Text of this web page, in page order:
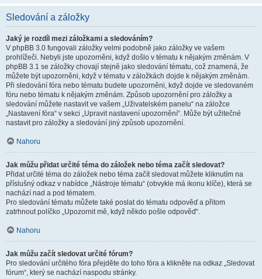
Sledování a záložky
Jaký je rozdíl mezi záložkami a sledováním?
V phpBB 3.0 fungovali záložky velmi podobně jako záložky ve vašem
prohlížeči. Nebyli jste upozorněni, když došlo v tématu k nějakým změnám. V
phpBB 3.1 se záložky chovají stejně jako sledování tématu, což znamená, že
můžete být upozorněni, když v tématu v záložkách dojde k nějakým změnám.
Při sledování fóra nebo tématu budete upozorněni, když dojde ve sledovaném
fóru nebo tématu k nějakým změnám. Způsob upozornění pro záložky a
sledování můžete nastavit ve vašem „Uživatelském panelu“ na záložce
„Nastavení fóra“ v sekci „Upravit nastavení upozornění“. Může být užitečné
nastavit pro záložky a sledování jiný způsob upozornění.
Nahoru
Jak můžu přidat určité téma do záložek nebo téma začít sledovat?
Přidat určité téma do záložek nebo téma začít sledovat můžete kliknutím na
příslušný odkaz v nabídce „Nástroje tématu“ (obvykle má ikonu klíče), která se
nachází nad a pod tématem.
Pro sledování tématu můžete také poslat do tématu odpověď a přitom
zatrhnout políčko „Upozornit mě, když někdo pošle odpověď“.
Nahoru
Jak můžu začít sledovat určité fórum?
Pro sledování určitého fóra přejděte do toho fóra a klikněte na odkaz „Sledovat
fórum“, který se nachází naspodu stránky.